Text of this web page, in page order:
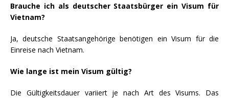
Brauche ich als deutscher Staatsbürger ein Visum für
Vietnam?
Ja, deutsche Staatsangehörige benötigen ein Visum für die
Einreise nach Vietnam.
Wie lange ist mein Visum gültig?
Die Gültigkeitsdauer variiert je nach Art des Visums. Das